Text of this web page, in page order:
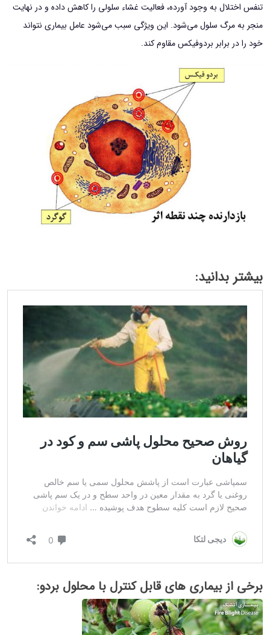
تنفس اختلال به وجود آورده، فعالیت غشاء سلولی را کاهش داده و در نهایت
منجر به مرگ سلول می‌شود. این ویژگی سبب می‌شود عامل بیماری نتواند
خود را در برابر بردوفیکس مقاوم کند.
بیشتر بدانید:
برخی از بیماری های قابل کنترل با محلول بردو: